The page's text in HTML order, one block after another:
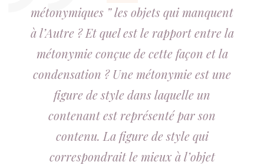
métonymiques ” les objets qui manquent
à l’Autre ? Et quel est le rapport entre la
métonymie conçue de cette façon et la
condensation ? Une métonymie est une
figure de style dans laquelle un
contenant est représenté par son
contenu. La figure de style qui
correspondrait le mieux à l’objet